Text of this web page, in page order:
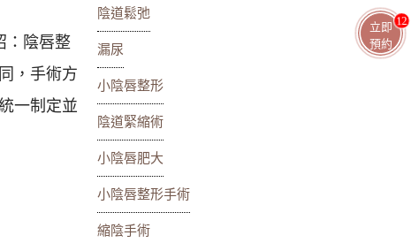
：陰唇整
，手術方
一制定並
陰道鬆弛
漏尿
小陰唇整形
陰道緊縮術
小陰唇肥大
小陰唇整形手術
縮陰手術
立即
預約
11